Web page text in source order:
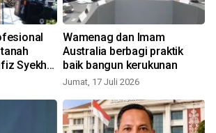
Syekh
Wamenag dan Imam
Australia berbagi praktik
baik bangun kerukunan
Jumat, 17 Juli 2026